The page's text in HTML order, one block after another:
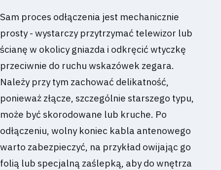
Sam proces odłączenia jest mechanicznie
prosty - wystarczy przytrzymać telewizor lub
ścianę w okolicy gniazda i odkręcić wtyczkę
przeciwnie do ruchu wskazówek zegara.
Należy przy tym zachować delikatność,
ponieważ złącze, szczególnie starszego typu,
może być skorodowane lub kruche. Po
odłączeniu, wolny koniec kabla antenowego
warto zabezpieczyć, na przykład owijając go
folią lub specjalną zaślepką, aby do wnętrza